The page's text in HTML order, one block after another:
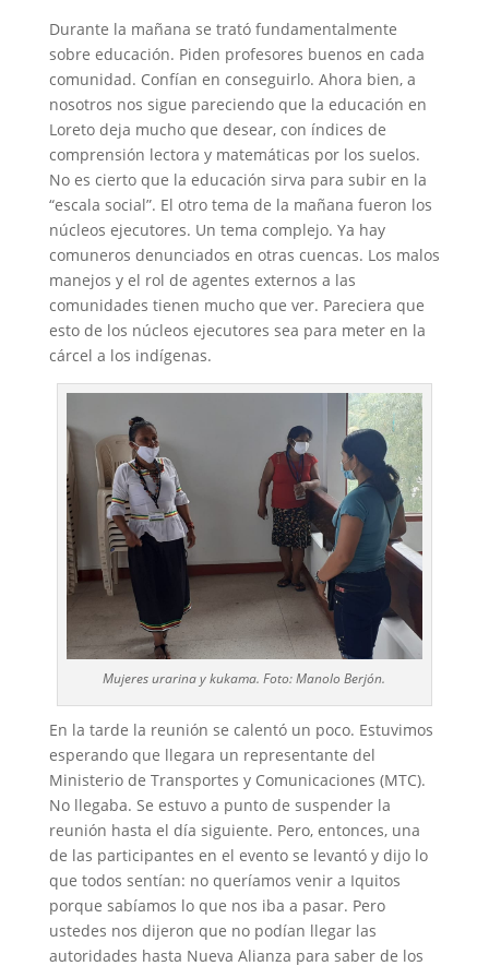
Durante la mañana se trató fundamentalmente
sobre educación. Piden profesores buenos en cada
comunidad. Confían en conseguirlo. Ahora bien, a
nosotros nos sigue pareciendo que la educación en
Loreto deja mucho que desear, con índices de
comprensión lectora y matemáticas por los suelos.
No es cierto que la educación sirva para subir en la
“escala social”. El otro tema de la mañana fueron los
núcleos ejecutores. Un tema complejo. Ya hay
comuneros denunciados en otras cuencas. Los malos
manejos y el rol de agentes externos a las
comunidades tienen mucho que ver. Pareciera que
esto de los núcleos ejecutores sea para meter en la
cárcel a los indígenas.
Mujeres urarina y kukama. Foto: Manolo Berjón.
En la tarde la reunión se calentó un poco. Estuvimos
esperando que llegara un representante del
Ministerio de Transportes y Comunicaciones (MTC).
No llegaba. Se estuvo a punto de suspender la
reunión hasta el día siguiente. Pero, entonces, una
de las participantes en el evento se levantó y dijo lo
que todos sentían: no queríamos venir a Iquitos
porque sabíamos lo que nos iba a pasar. Pero
ustedes nos dijeron que no podían llegar las
autoridades hasta Nueva Alianza para saber de los